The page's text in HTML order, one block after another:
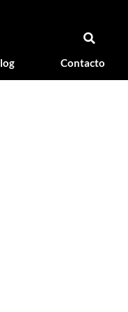
Contacto